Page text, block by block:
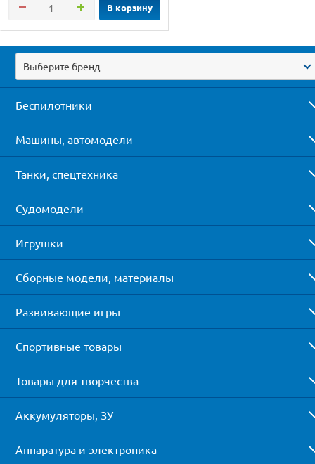
В корзину
Выберите бренд
Беспилотники
Машины, автомодели
Танки, спецтехника
Судомодели
Игрушки
Сборные модели, материалы
Развивающие игры
Спортивные товары
Товары для творчества
Аккумуляторы, ЗУ
Аппаратура и электроника